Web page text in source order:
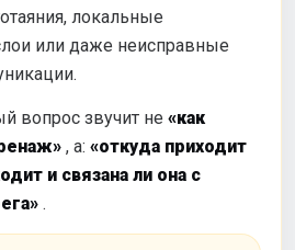
локальные
или даже неисправные
вопрос звучит не «как
, а: «откуда приходит
и связана ли она с
.